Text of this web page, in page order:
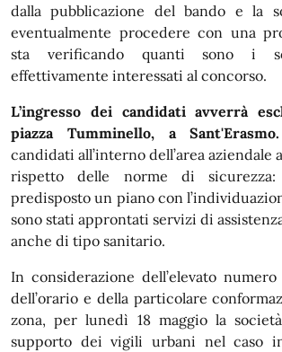
dalla pubblicazione del bando e la
eventualmente procedere con una
sta verificando quanti sono i
effettivamente interessati al concorso.
L’ingresso dei candidati avverrà
piazza Tumminello, a Sant'Erasmo.
candidati all’interno dell’area aziendale
rispetto delle norme di
predisposto un piano con
sono stati approntati servizi di
anche di tipo sanitario.
In considerazione dell’elevato
dell’orario e della particolare
zona, per lunedì 18 maggio la
supporto dei vigili urbani nel caso